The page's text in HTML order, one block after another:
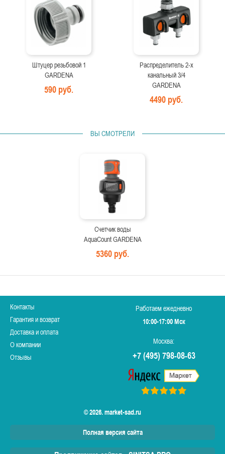
Штуцер резьбовой 1
GARDENA
590 руб.
Распределитель 2-х
канальный 3/4
GARDENA
4490 руб.
ВЫ СМОТРЕЛИ
Счетчик воды
AquaCount GARDENA
5360 руб.
Контакты
Гарантия и возврат
Доставка и оплата
О компании
Отзывы
Работаем ежедневно
10:00-17:00 Мск
Москва:
+7 (495) 798-08-63
© 2026. market-sad.ru
Полная версия сайта